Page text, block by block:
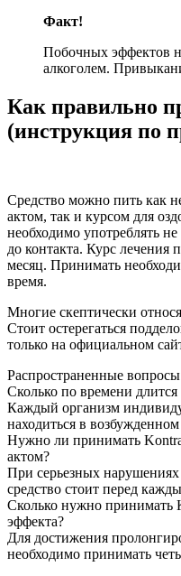
Факт!
Побочных эффектов
алкоголем.
Как правильно
(инструкция по
Средство можно пить как
актом, так и курсом для
необходимо употреблять
до контакта. Курс лечения
месяц. Принимать
время.
Многие скептически
Стоит остерегаться
только на официальном
Распространенные вопросы
Сколько по времени длится
Каждый организм
находиться в
Нужно ли принимать
актом?
При серьезных
средство стоит перед
Сколько нужно принимать
эффекта?
Для достижения
необходимо принимать